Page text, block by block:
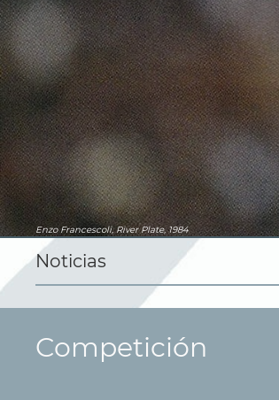
Enzo Francescoli, River Plate, 1984
Noticias
Competición